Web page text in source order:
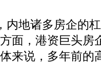
地诸多房企的
面，港资巨头房
来说，多年前的